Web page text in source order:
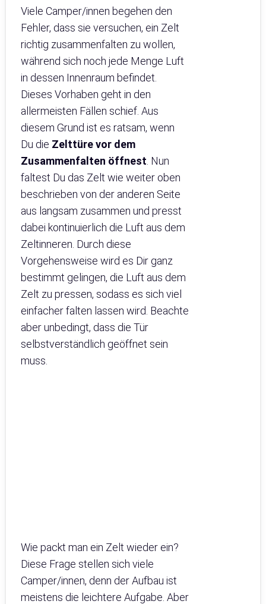
Viele Camper/innen begehen den
Fehler, dass sie versuchen, ein Zelt
richtig zusammenfalten zu wollen,
während sich noch jede Menge Luft
in dessen Innenraum befindet.
Dieses Vorhaben geht in den
allermeisten Fällen schief. Aus
diesem Grund ist es ratsam, wenn
Du die Zelttüre vor dem
Zusammenfalten öffnest . Nun
faltest Du das Zelt wie weiter oben
beschrieben von der anderen Seite
aus langsam zusammen und presst
dabei kontinuierlich die Luft aus dem
Zeltinneren. Durch diese
Vorgehensweise wird es Dir ganz
bestimmt gelingen, die Luft aus dem
Zelt zu pressen, sodass es sich viel
einfacher falten lassen wird. Beachte
aber unbedingt, dass die Tür
selbstverständlich geöffnet sein
muss.
Wie packt man ein Zelt wieder ein?
Diese Frage stellen sich viele
Camper/innen, denn der Aufbau ist
meistens die leichtere Aufgabe. Aber